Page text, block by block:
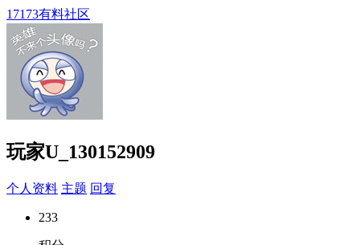
17173有料社区
玩家U_130152909
个人资料 主题 回复
233